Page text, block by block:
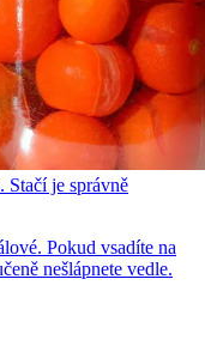
Stačí je správně
Pokud vsadíte na
nešlápnete vedle.